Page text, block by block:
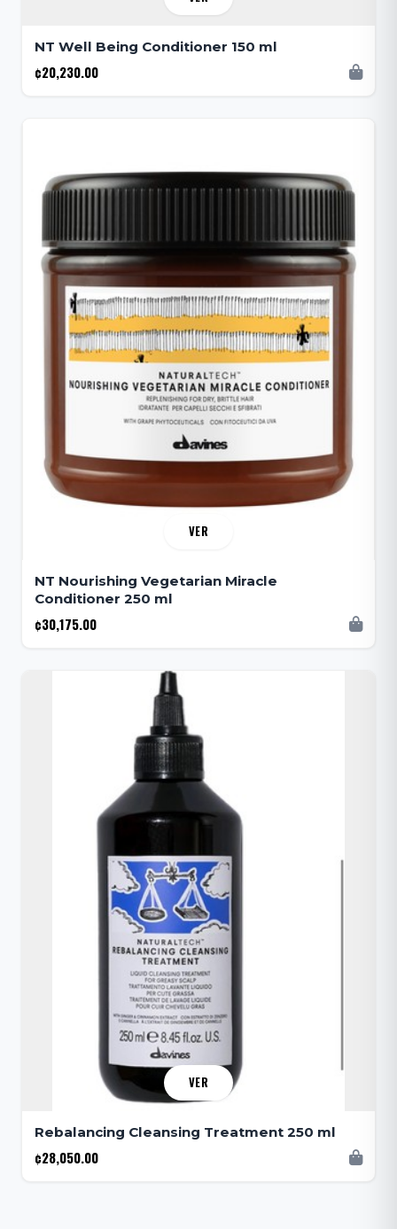
NT Well Being Conditioner 150 ml
¢20,230.00
VER
NT Nourishing Vegetarian Miracle
Conditioner 250 ml
¢30,175.00
VER
Rebalancing Cleansing Treatment 250 ml
¢28,050.00